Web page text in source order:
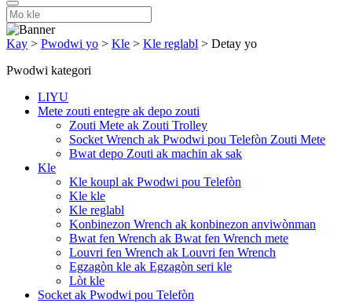
Kay > Pwodwi yo > Kle > Kle reglabl > Detay yo
Pwodwi kategori
LIYU
Mete zouti entegre ak depo zouti
Zouti Mete ak Zouti Trolley
Socket Wrench ak Pwodwi pou Telefòn Zouti Mete
Bwat depo Zouti ak machin ak sak
Kle
Kle koupl ak Pwodwi pou Telefòn
Kle kle
Kle reglabl
Konbinezon Wrench ak konbinezon anviwònman
Bwat fen Wrench ak Bwat fen Wrench mete
Louvri fen Wrench ak Louvri fen Wrench
Egzagòn kle ak Egzagòn seri kle
Lòt kle
Socket ak Pwodwi pou Telefòn